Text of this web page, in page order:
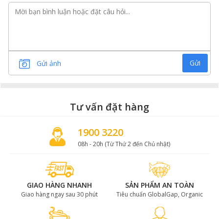
Ngoài hương vị thơm ngon,khoai tây nghiền
và chứa rất ít chất béo nên bạn có thể sử dụng chúng
trong các thực đơn giảm cân.
Gửi ảnh Gửi
Tư vấn đặt hàng
1900 3220
08h - 20h (Từ Thứ 2 đến Chủ nhật)
GIAO HÀNG NHANH
Giao hàng ngay sau 30 phút
SẢN PHẨM AN TOÀN
Tiêu chuẩn GlobalGap, Organic